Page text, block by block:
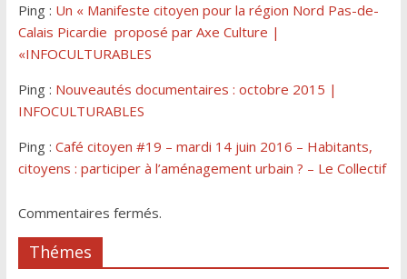
Ping : Un « Manifeste citoyen pour la région Nord Pas-de-
Calais Picardie proposé par Axe Culture |
«INFOCULTURABLES
Ping : Nouveautés documentaires : octobre 2015 |
INFOCULTURABLES
Ping : Café citoyen #19 – mardi 14 juin 2016 – Habitants,
citoyens​ : participer à l’aménagement urbain ? – Le Collectif
Commentaires fermés.
Thémes